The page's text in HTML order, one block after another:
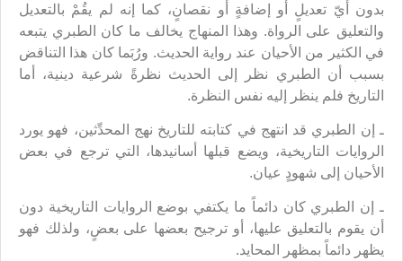
بدون أيّ تعديلٍ أو إضافةٍ أو نقصانٍ، كما إنه لم يقُمْ بالتعديل
والتعليق على الرواة. وهذا المنهاج يخالف ما كان الطبري يتبعه
في الكثير من الأحيان عند رواية الحديث. ورُبَما كان هذا التناقض
بسبب أن الطبري نظر إلى الحديث نظرةً شرعية دينية، أما
التاريخ فلم ينظر إليه نفس النظرة.
ـ إن الطبري قد انتهج في كتابته للتاريخ نهج المحدِّثين، فهو يورد
الروايات التاريخية، ويضع قبلها أسانيدها، التي ترجع في بعض
الأحيان إلى شهودٍ عيان.
ـ إن الطبري كان دائماً ما يكتفي بوضع الروايات التاريخية دون
أن يقوم بالتعليق عليها، أو ترجيح بعضها على بعضٍ، ولذلك فهو
يظهر دائماً بمظهر المحايد.